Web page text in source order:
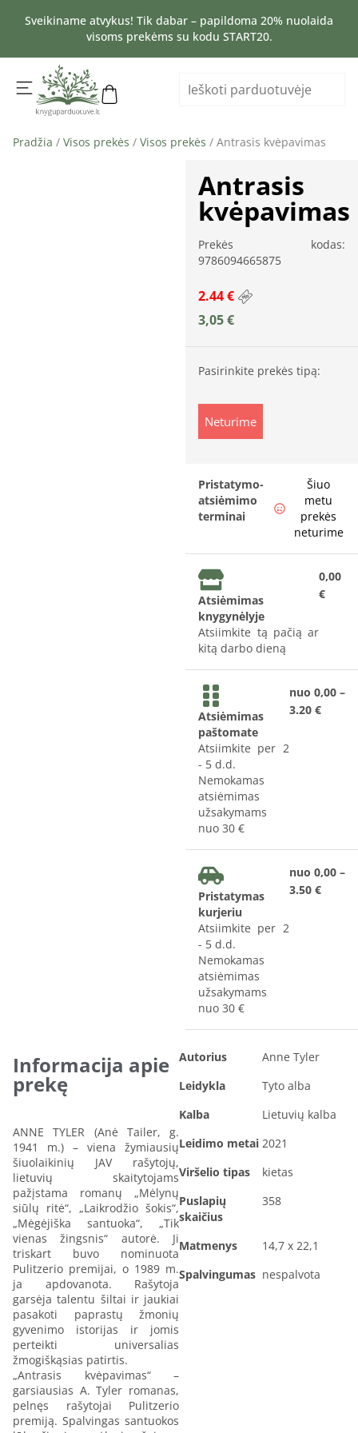
Sveikiname atvykus! Tik dabar – papildoma 20% nuolaida
visoms prekėms su kodu START20.
Pradžia / Visos prekės / Visos prekės / Antrasis kvėpavimas
Antrasis
kvėpavimas
Prekės kodas:
9786094665875
2.44 €
3,05€
Pasirinkite prekės tipą:
Neturime
Pristatymo-
atsiėmimo
terminai
Šiuo
metu
prekės
neturime
Atsiėmimas
knygynėlyje
Atsiimkite tą pačią ar
kitą darbo dieną
0,00
€
Atsiėmimas
paštomate
Atsiimkite per 2
- 5 d.d.
Nemokamas
atsiėmimas
užsakymams
nuo 30 €
nuo 0,00 –
3.20 €
Pristatymas
kurjeriu
Atsiimkite per 2
- 5 d.d.
Nemokamas
atsiėmimas
užsakymams
nuo 30 €
nuo 0,00 –
3.50 €
Informacija apie
prekę
ANNE TYLER (Anė Tailer, g.
1941 m.) – viena žymiausių
šiuolaikinių JAV rašytojų,
lietuvių skaitytojams
pažįstama romanų „Mėlynų
siūlų ritė“, „Laikrodžio šokis“,
„Mėgėjiška santuoka“, „Tik
vienas žingsnis“ autorė. Ji
triskart buvo nominuota
Pulitzerio premijai, o 1989 m.
ja apdovanota. Rašytoja
garsėja talentu šiltai ir jaukiai
pasakoti paprastų žmonių
gyvenimo istorijas ir jomis
perteikti universalias
žmogiškąsias patirtis.
„Antrasis kvėpavimas“ –
garsiausias A. Tyler romanas,
pelnęs rašytojai Pulitzerio
premiją. Spalvingas santuokos
Autorius
Anne Tyler
Leidykla
Tyto alba
Kalba
Lietuvių kalba
Leidimo metai 2021
Viršelio tipas
kietas
Puslapių
skaičius
358
Matmenys
14,7 x 22,1
Spalvingumas nespalvota